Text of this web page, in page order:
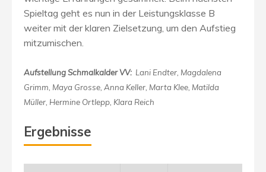
Spieltag geht es nun in der Leistungsklasse B
weiter mit der klaren Zielsetzung, um den Aufstieg
mitzumischen.
Aufstellung Schmalkalder VV: Lani Endter, Magdalena
Grimm, Maya Grosse, Anna Keller, Marta Klee, Matilda
Müller, Hermine Ortlepp, Klara Reich
Ergebnisse